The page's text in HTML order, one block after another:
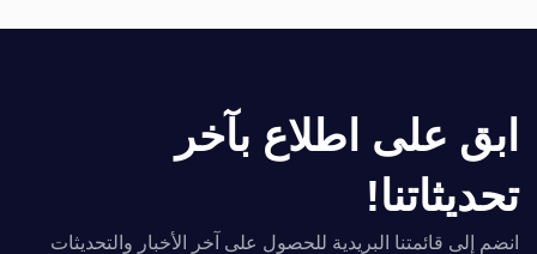
ابق على اطلاع بآخر
تحديثاتنا!
انضم إلى قائمتنا البريدية للحصول على آخر الأخبار والتحديثات